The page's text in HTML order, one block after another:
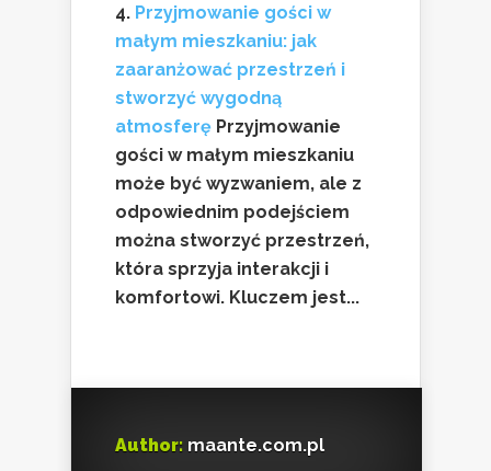
Przyjmowanie gości w
małym mieszkaniu: jak
zaaranżować przestrzeń i
stworzyć wygodną
atmosferę Przyjmowanie
gości w małym mieszkaniu
może być wyzwaniem, ale z
odpowiednim podejściem
można stworzyć przestrzeń,
która sprzyja interakcji i
komfortowi. Kluczem jest...
Author: maante.com.pl